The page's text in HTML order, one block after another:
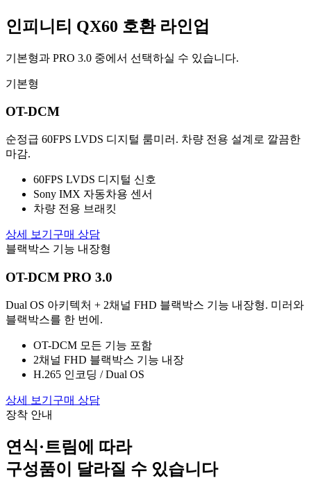
인피니티 QX60 호환 라인업
기본형과 PRO 3.0 중에서 선택하실 수 있습니다.
기본형
OT-DCM
순정급 60FPS LVDS 디지털 룸미러. 차량 전용 설계로 깔끔한
마감.
60FPS LVDS 디지털 신호
Sony IMX 자동차용 센서
차량 전용 브래킷
상세 보기 구매 상담
블랙박스 기능 내장형
OT-DCM PRO 3.0
Dual OS 아키텍처 + 2채널 FHD 블랙박스 기능 내장형. 미러와
블랙박스를 한 번에.
OT-DCM 모든 기능 포함
2채널 FHD 블랙박스 기능 내장
H.265 인코딩 / Dual OS
상세 보기 구매 상담
장착 안내
연식·트림에 따라
구성품이 달라질 수 있습니다